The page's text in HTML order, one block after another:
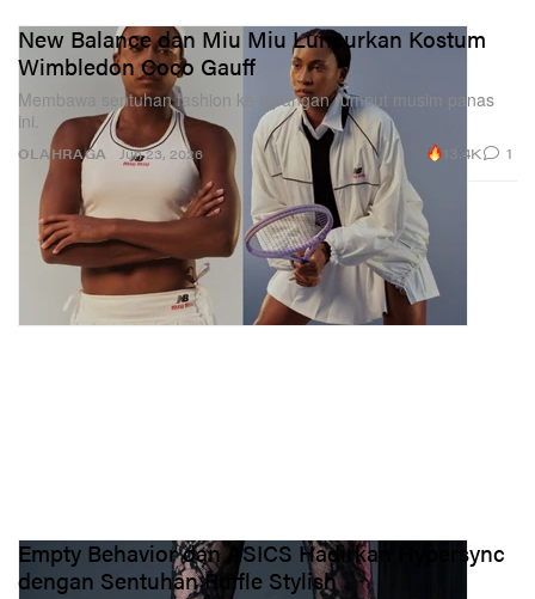
OLAHRAGA
New Balance dan Miu Miu Luncurkan Kostum
Wimbledon Coco Gauff
Membawa sentuhan fashion ke lapangan rumput musim panas
ini.
Jun 23, 2026 13.4K 1
Empty Behavior dan ASICS Hadirkan Hypersync
dengan Sentuhan Ruffle Stylish